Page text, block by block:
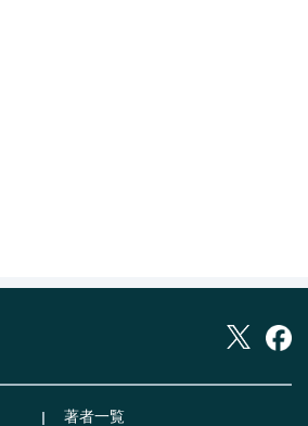
著者一覧